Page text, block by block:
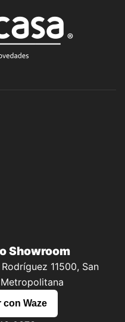
Showroom
11500, San
con Waze